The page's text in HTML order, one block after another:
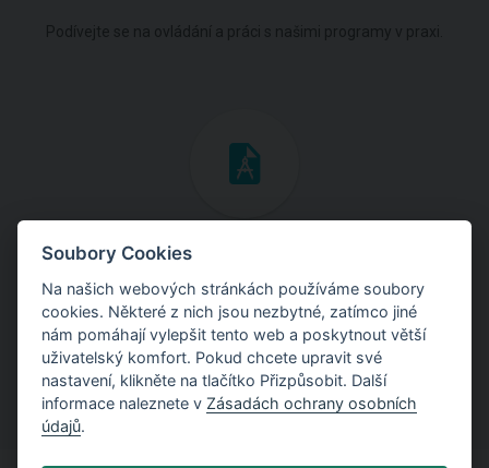
Inženýrské manuály
Stáhněte si manuály s teoretickými i praktickými ukázkami
použití programů.
Soubory Cookies
Na našich webových stránkách používáme soubory
cookies. Některé z nich jsou nezbytné, zatímco jiné
nám pomáhají vylepšit tento web a poskytnout větší
uživatelský komfort. Pokud chcete upravit své
nastavení, klikněte na tlačítko Přizpůsobit. Další
informace naleznete v Zásadách ochrany osobních
údajů.